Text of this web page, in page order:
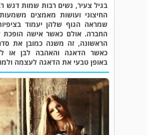
בגיל צעיר, נשים רבות שמות דגש
החיצוני ועושות מאמצים
שמראה הגוף שלהן יעמוד
החברה. אולם כאשר אישה
הראשונה, זה משנה כמובן את סדר
כאשר הדאגה והאהבה לבן או
באופן טבעי את הדאגה לעצמה